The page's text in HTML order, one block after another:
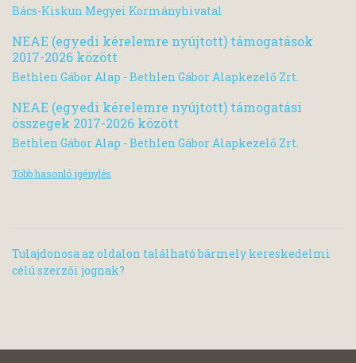
Bács-Kiskun Megyei Kormányhivatal
NEAE (egyedi kérelemre nyújtott) támogatások
2017-2026 között
Bethlen Gábor Alap - Bethlen Gábor Alapkezelő Zrt.
NEAE (egyedi kérelemre nyújtott) támogatási
összegek 2017-2026 között
Bethlen Gábor Alap - Bethlen Gábor Alapkezelő Zrt.
Több hasonló igénylés
Tulajdonosa az oldalon található bármely kereskedelmi
célú szerzői jognak?